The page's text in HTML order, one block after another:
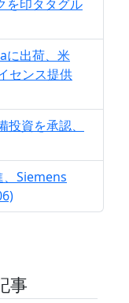
を印タタグル
に出荷、米
センス提供
資を承認、
、Siemens
事